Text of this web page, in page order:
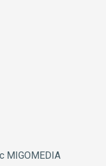
MIGOMEDIA